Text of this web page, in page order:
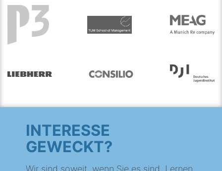
INTERESSE
GEWECKT?
Wir sind soweit, wenn Sie es sind. Lernen